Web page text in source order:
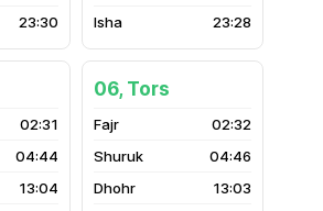
23:30
23:28
02:31
04:44
13:04
06, Tors
02:32
04:46
13:03